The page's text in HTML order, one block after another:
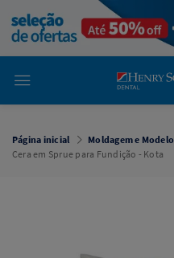
Dental
Cremer -
Henry Schein
Laboratório
Laboratório
Cremer -
Henry Schein
Página inicial Moldagem e Modelo
Cera em Sprue para Fundição - Kota